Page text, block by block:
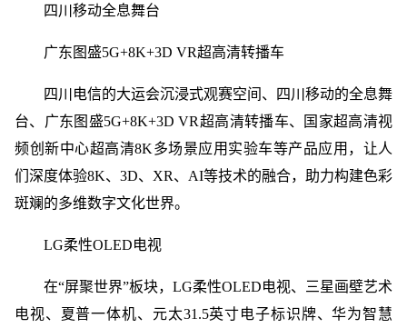
四川移动全息舞台
广东图盛5G+8K+3D VR超高清转播车
四川电信的大运会沉浸式观赛空间、四川移动的全息舞
台、广东图盛5G+8K+3D VR超高清转播车、国家超高清视
频创新中心超高清8K多场景应用实验车等产品应用，让人
们深度体验8K、3D、XR、AI等技术的融合，助力构建色彩
斑斓的多维数字文化世界。
LG柔性OLED电视
在“屏聚世界”板块，LG柔性OLED电视、三星画壁艺术
电视、夏普一体机、元太31.5英寸电子标识牌、华为智慧